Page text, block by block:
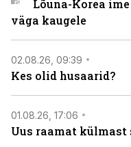
Lõuna-Korea
väga kaugele
02.08.26, 09:39
Kes olid husaarid?
01.08.26, 17:06
Uus raamat külmast